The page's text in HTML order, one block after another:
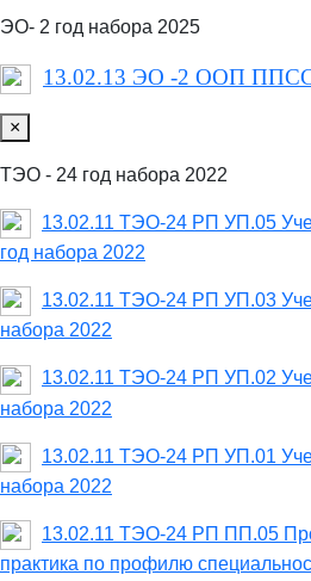
ЭО- 2 год набора 2025
13.02.13 ЭО -2 ООП
×
ТЭО - 24 год набора 2022
13.02.11 ТЭО-24 РП УП.05
год набора 2022
13.02.11 ТЭО-24 РП УП.03
набора 2022
13.02.11 ТЭО-24 РП УП.02
набора 2022
13.02.11 ТЭО-24 РП УП.01
набора 2022
13.02.11 ТЭО-24 РП ПП.05
практика по профилю